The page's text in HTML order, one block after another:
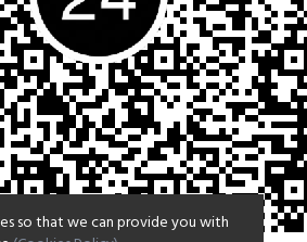
so that we can provide you with